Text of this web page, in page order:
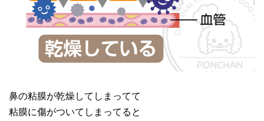
鼻の粘膜が乾燥してしまってて
粘膜に傷がついてしまってると